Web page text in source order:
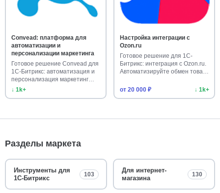
Convead: платформа для
автоматизации и
персонализации маркетинга
Готовое решение Convead для
1С-Битрикс: автоматизация и
персонализация маркетинг…
↓ 1k+
Настройка интеграции с
Ozon.ru
Готовое решение для 1С-
Битрикс: интеграция с Ozon.ru.
Автоматизируйте обмен това…
от 20 000 ₽ ↓ 1k+
Разделы маркета
Инструменты для
1С-Битрикс
103
Для интернет-
магазина
130